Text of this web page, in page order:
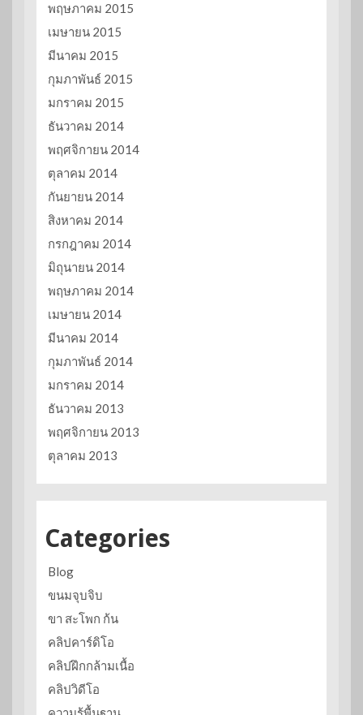
พฤษภาคม 2015
เมษายน 2015
มีนาคม 2015
กุมภาพันธ์ 2015
มกราคม 2015
ธันวาคม 2014
พฤศจิกายน 2014
ตุลาคม 2014
กันยายน 2014
สิงหาคม 2014
กรกฎาคม 2014
มิถุนายน 2014
พฤษภาคม 2014
เมษายน 2014
มีนาคม 2014
กุมภาพันธ์ 2014
มกราคม 2014
ธันวาคม 2013
พฤศจิกายน 2013
ตุลาคม 2013
Categories
Blog
ขนมจุบจิบ
ขา สะโพก ก้น
คลิปคาร์ดิโอ
คลิปฝึกกล้ามเนื้อ
คลิปวิดีโอ